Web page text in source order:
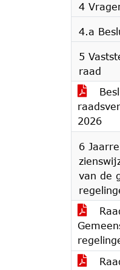
4
4.a
5
raad
2026
6
van de